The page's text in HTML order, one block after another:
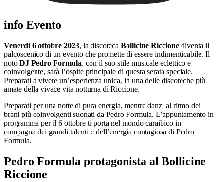
info Evento
Venerdì 6 ottobre 2023, la discoteca Bollicine Riccione diventa il
palcoscenico di un evento che promette di essere indimenticabile. Il
noto DJ Pedro Formula, con il suo stile musicale eclettico e
coinvolgente, sarà l’ospite principale di questa serata speciale.
Preparati a vivere un’esperienza unica, in una delle discoteche più
amate della vivace vita notturna di Riccione.
Preparati per una notte di pura energia, mentre danzi al ritmo dei
brani più coinvolgenti suonati da Pedro Formula. L’appuntamento in
programma per il 6 ottobre ti porta nel mondo caraibico in
compagna dei grandi talenti e dell’energia contagiosa di Pedro
Formula.
Pedro Formula protagonista al Bollicine
Riccione